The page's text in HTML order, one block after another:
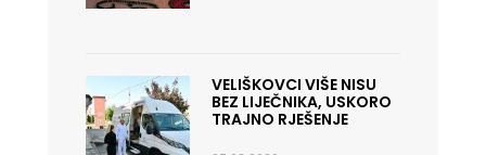
VELIŠKOVCI VIŠE NISU
BEZ LIJEČNIKA, USKORO
TRAJNO RJEŠENJE